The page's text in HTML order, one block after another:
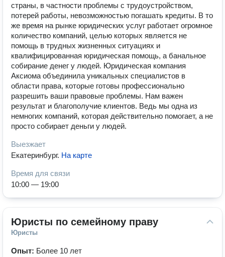
страны, в частности проблемы с трудоустройством,
потерей работы, невозможностью погашать кредиты. В то
же время на рынке юридических услуг работает огромное
количество компаний, целью которых является не
помощь в трудных жизненных ситуациях и
квалифицированная юридическая помощь, а банальное
собирание денег у людей. Юридическая компания
Аксиома объединила уникальных специалистов в
области права, которые готовы профессионально
разрешить ваши правовые проблемы. Нам важен
результат и благополучие клиентов. Ведь мы одна из
немногих компаний, которая действительно помогает, а не
просто собирает деньги у людей.
Выезжает
Екатеринбург. На карте
Время для связи
10:00 — 19:00
Юристы по семейному праву
Юристы
Опыт: Более 10 лет